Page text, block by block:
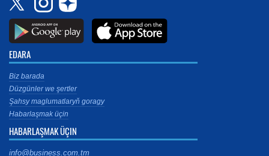
EDARA
Biz barada
Düzgünler we şertler
Şahsy maglumatlaryň goragy
Habarlaşmak üçin
HABARLAŞMAK ÜÇIN
info@business.com.tm